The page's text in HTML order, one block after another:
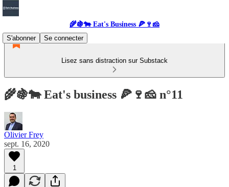
🌾🍇🐄 Eat's Business 🍕🍷🧀
S'abonner
Se connecter
Lisez sans distraction sur Substack
🌾🍇🐄 Eat's business 🍕🍷🧀 n°11
Olivier Frey
sept. 16, 2020
1